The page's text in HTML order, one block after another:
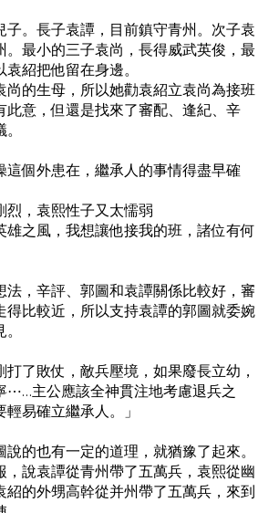
。長子袁譚，目前鎮守青州。次子袁
。最小的三子袁尚，長得威武英俊，最
紹把他留在身邊。
的生母，所以她勸袁紹立袁尚為接班
此意，但還是找來了審配、逢紀、辛
個外患在，繼承人的事情得盡早確
，袁熙性子又太懦弱
之風，我想讓他接我的班，諸位有何
，辛評、郭圖和袁譚關係比較好，審
得比較近，所以支持袁譚的郭圖就委婉
了敗仗，敵兵壓境，如果廢長立幼，
⋯…主公應該全神貫注地考慮退兵之
易確立繼承人。」
也有一定的道理，就猶豫了起來。
說袁譚從青州帶了五萬兵，袁熙從幽
紹的外甥高幹從并州帶了五萬兵，來到